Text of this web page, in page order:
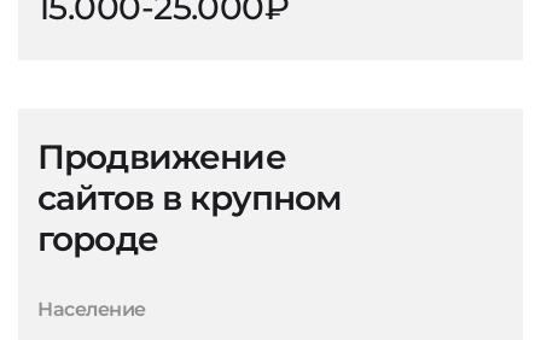
Продвижение
сайтов в крупном
городе
Население